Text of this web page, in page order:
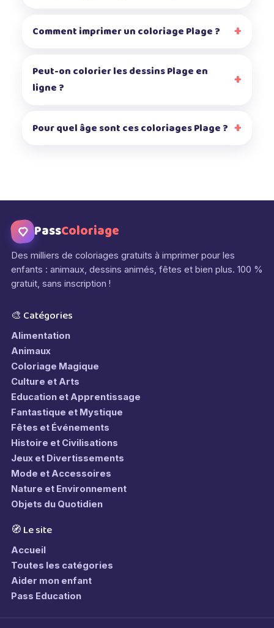
Comment imprimer un coloriage Plage ?
Peut-on colorier les dessins Plage en
ligne ?
Pour quel âge sont ces coloriages Plage ?
PassColoriage
Des milliers de coloriages gratuits à imprimer pour les
enfants : animaux, dessins animés, fêtes et bien plus. 100 %
gratuit, sans inscription !
🎨 Catégories
Alimentation
Animaux
Coloriage Magique
Culture et Arts
Education et Apprentissage
Fantastique et Mystique
Fêtes et Événements
Histoire et Civilisations
Jeux et Divertissements
Mode et Accessoires
Nature et Environnement
Objets du Quotidien
🧭 Le site
Accueil
Toutes les catégories
Aider mon enfant
Pass Education